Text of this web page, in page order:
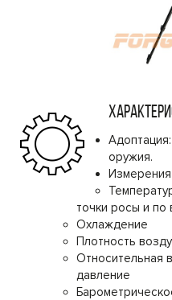
оружия.
Измерения
точки росы и по
Охлаждение
Плотность
Относительная
давление